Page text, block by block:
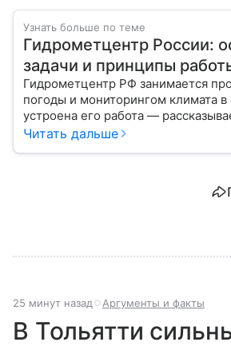
Узнать больше по теме
Гидрометцентр России:
задачи и принципы
Гидрометцентр РФ занимается
погоды и мониторингом климата в
устроена его работа —
Читать дальше
25 минут назад Аргументы и факты
В Тольятти